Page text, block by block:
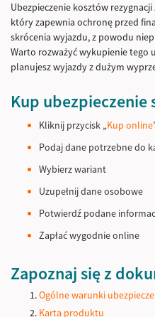
Ubezpieczenie kosztów
który zapewnia ochronę przed
skrócenia wyjazdu, z powodu
Warto rozważyć wykupienie tego
planujesz wyjazdy z dużym
Kup ubezpieczenie
Kliknij przycisk „Kup online
Podaj dane potrzebne do
Wybierz wariant
Uzupełnij dane osobowe
Potwierdź podane
Zapłać wygodnie online
Zapoznaj się z
Ogólne warunki
Karta produktu